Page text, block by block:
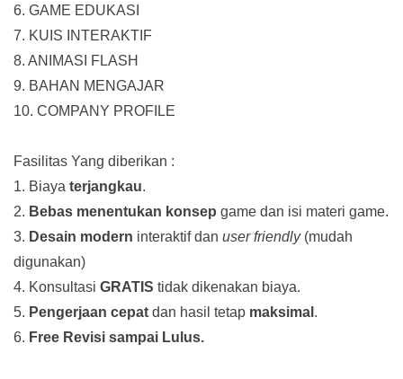
6. GAME EDUKASI
7. KUIS INTERAKTIF
8. ANIMASI FLASH
9. BAHAN MENGAJAR
10. COMPANY PROFILE
Fasilitas Yang diberikan :
1. Biaya terjangkau.
2. Bebas menentukan konsep game dan isi materi game.
3. Desain modern interaktif dan user friendly(mudah
digunakan)
4. Konsultasi GRATIS tidak dikenakan biaya.
5. Pengerjaan cepat dan hasil tetap maksimal .
6. Free Revisi sampai Lulus.